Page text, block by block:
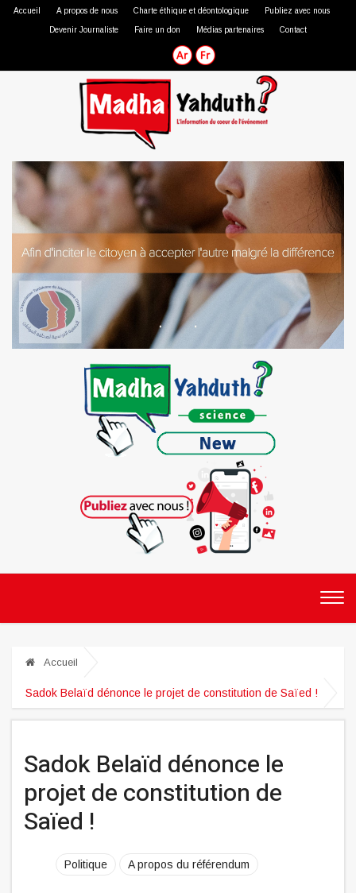
Accueil A propos de nous Charte éthique et déontologique Publiez avec nous
Devenir Journaliste Faire un don Médias partenaires Contact
Accueil
Sadok Belaïd dénonce le projet de constitution de Saïed !
Sadok Belaïd dénonce le
projet de constitution de
Saïed !
Politique A propos du référendum